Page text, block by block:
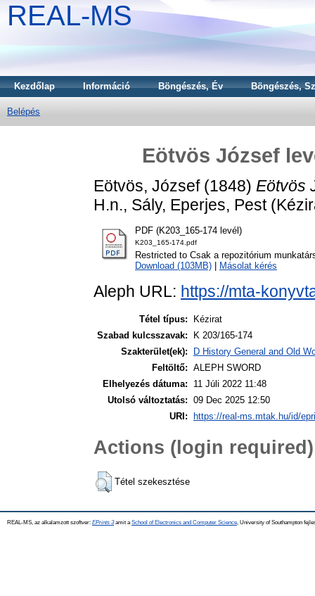
REAL-MS
Kezdőlap Információ Böngészés, Év Böngészés,
Belépés
Eötvös József
Eötvös, József(1848) Eötvös
H.n., Sály, Eperjes, Pest
PDF (K203_165-174 levél)
K203_165-174.pdf
Restricted to Csak a repozitórium
Download (103MB)
Másolat kérés
Aleph URL: https://mta-
Tétel típus:
Kézirat
Szabad kulcsszavak:
K 203/165-174
Szakterület(ek):
D History General and Old
Feltöltő: ALEPH SWORD
Elhelyezés dátuma:
11 Júli 2022 11:48
Utolsó változtatás: 09 Dec 2025 12:50
URI:
https://real-ms.mtak.hu/id/
Actions (login required)
Tétel szekesztése
REAL-MS, az alkalamzott szoftver: EPrints 3amit a School of Electronics and Computer Science , University of Southampton